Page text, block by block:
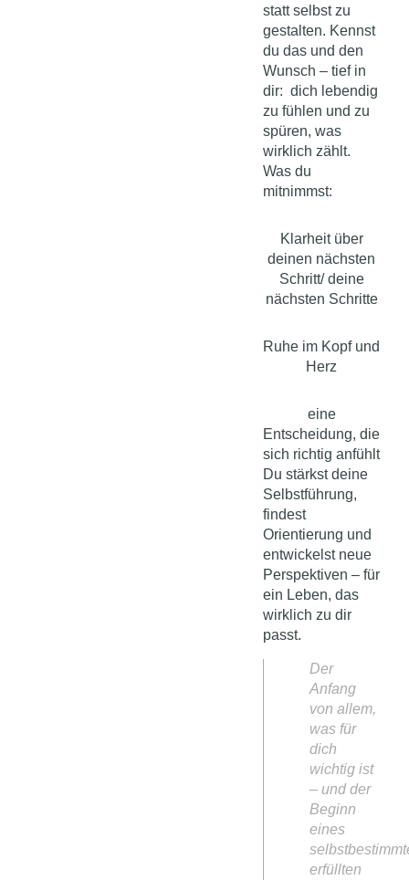
statt selbst zu
gestalten. Kennst
du das und den
Wunsch – tief in
dir: dich lebendig
zu fühlen und zu
spüren, was
wirklich zählt.
Was du
mitnimmst:
Klarheit über
deinen nächsten
Schritt/ deine
nächsten Schritte
Ruhe im Kopf und
Herz
eine
Entscheidung, die
sich richtig anfühlt
Du stärkst deine
Selbstführung,
findest
Orientierung und
entwickelst neue
Perspektiven – für
ein Leben, das
wirklich zu dir
passt.
Der
Anfang
von allem,
was für
dich
wichtig ist
– und der
Beginn
eines
erfüllten